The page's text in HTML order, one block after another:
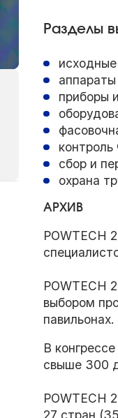
Разделы
приборы
контроль
сбор и
охрана
АРХИВ
POWTECH
POWTECH
выбором
павильонах.
В
свыше 300
POWTECH
27 стран